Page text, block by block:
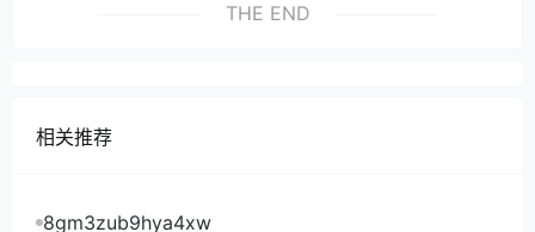
Kuroit优惠码LET2025 月付/年付循环优惠
CPU 内存 硬盘 流量 优惠价 购买地址 1核 1G 15GB
2TB 3.75英镑/月 点此购买 2核 4G 50GB SSD 3TB
THE END
相关推荐
8gm3zub9hya4xw